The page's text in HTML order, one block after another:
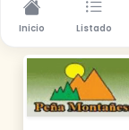
Inicio Listado